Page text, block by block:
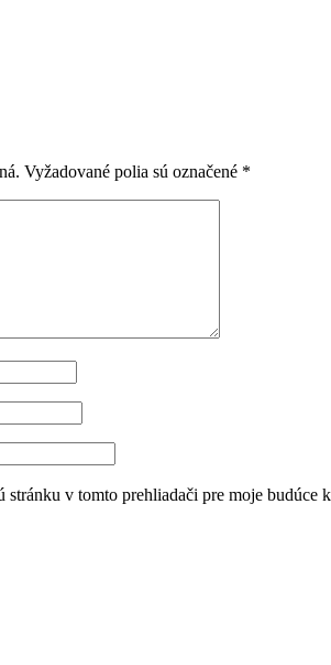
Vyžadované polia sú označené *
v tomto prehliadači pre moje budúce